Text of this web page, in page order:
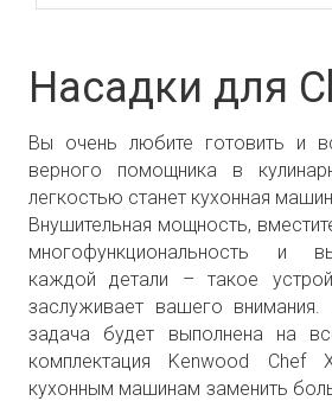
Насадки для
Вы очень любите готовить и
верного помощника в
легкостью станет кухонная
Внушительная мощность,
многофункциональность и
каждой детали – такое
заслуживает вашего внимания.
задача будет выполнена на
комплектация Kenwood Chef
кухонным машинам заменить